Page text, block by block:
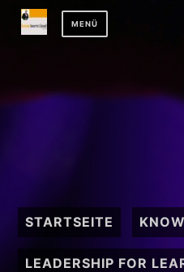
Zum
Inhalt
MENÜ
STARTSEITE KNOW
LEADERSHIP FOR